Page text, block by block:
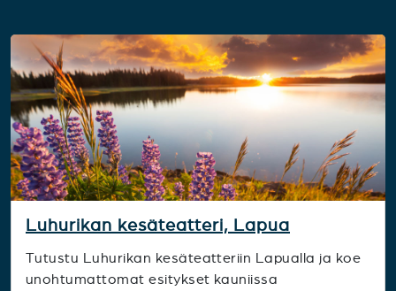
Luhurikan kesäteatteri, Lapua
Tutustu Luhurikan kesäteatteriin Lapualla ja koe
unohtumattomat esitykset kauniissa